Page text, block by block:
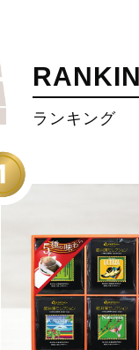
ランキング